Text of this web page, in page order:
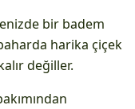
bir badem
harika çiçek
değiller.